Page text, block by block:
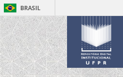
BRASIL